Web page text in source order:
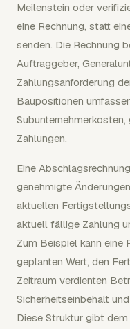
Meilenstein oder
eine Rechnung, statt
senden. Die Rechnung
Auftraggeber,
Zahlungsanforderung
Baupositionen
Zahlungen.
Eine
genehmigte
aktuellen
aktuell fällige Zahlung
Zum Beispiel kann eine
geplanten Wert, den
Zeitraum verdienten
Sicherheitseinbehalt
Diese Struktur gibt dem